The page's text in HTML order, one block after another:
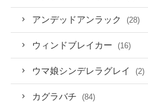
アンデッドアンラック (28)
ウィンドブレイカー (16)
ウマ娘シンデレラグレイ (2)
カグラバチ (84)